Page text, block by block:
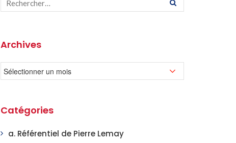
Archives
Catégories
a. Référentiel de Pierre Lemay